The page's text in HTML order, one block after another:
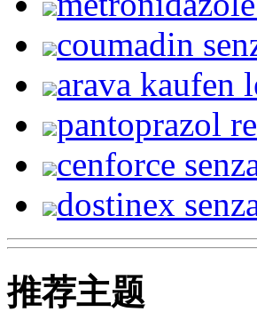
coumadin
arava kaufen
pantoprazol
cenforce
dostinex
推荐主题